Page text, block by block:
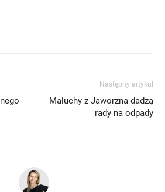
Następny artykuł
Maluchy z Jaworzna dadzą
rady na odpady